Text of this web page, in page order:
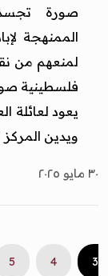
صورة تجسد
الممنهجة
لمنعهم من
فلسطينية
يعود لعائلة
ويدين
٣٠ مايو ٢٠٢٥
3
4
5